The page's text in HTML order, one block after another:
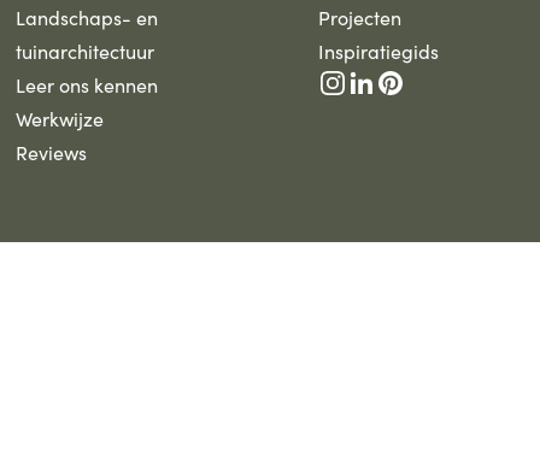
Landschaps- en
tuinarchitectuur
Leer ons kennen
Werkwijze
Reviews
Projecten
Inspiratiegids